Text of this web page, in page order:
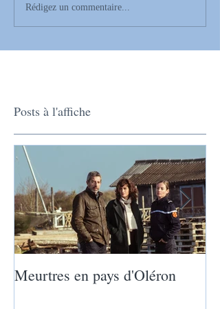
Rédigez un commentaire...
Posts à l'affiche
Meurtres en pays d'Oléron